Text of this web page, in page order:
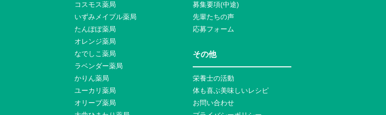
コスモス薬局
いずみメイプル薬局
たんぽぽ薬局
オレンジ薬局
なでしこ薬局
ラベンダー薬局
かりん薬局
ユーカリ薬局
オリーブ薬局
募集要項(中途)
先輩たちの声
応募フォーム
その他
栄養士の活動
体も喜ぶ美味しいレシピ
お問い合わせ